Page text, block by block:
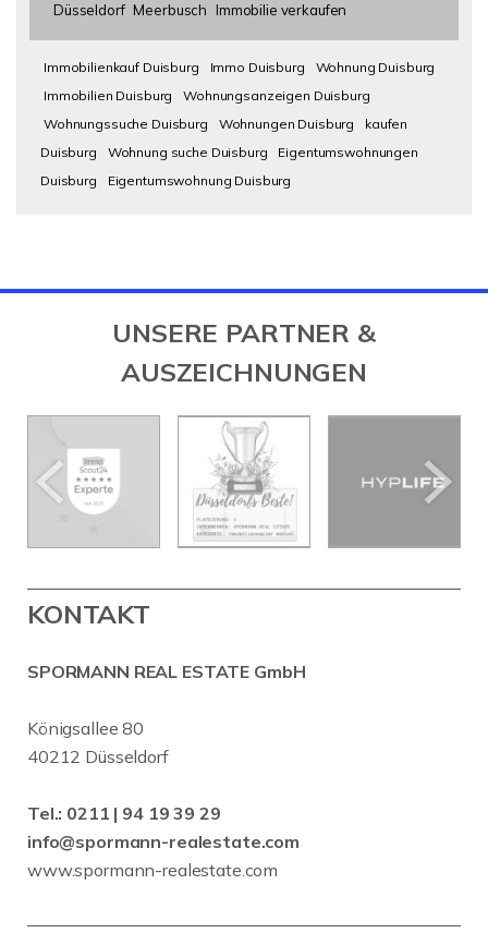
Düsseldorf Meerbusch Immobilie verkaufen
Immobilienkauf Duisburg Immo Duisburg
Wohnung Duisburg
Immobilien Duisburg
Wohnungsanzeigen Duisburg
Wohnungssuche Duisburg
Wohnungen Duisburg
kaufen
Duisburg
Wohnung suche Duisburg
Eigentumswohnungen
Duisburg
Eigentumswohnung Duisburg
UNSERE PARTNER &
AUSZEICHNUNGEN
KONTAKT
SPORMANN REAL ESTATE GmbH
Königsallee 80
40212 Düsseldorf
Tel.: 0211 | 94 19 39 29
info@spormann-realestate.com
www.spormann-realestate.com